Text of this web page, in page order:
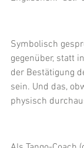
Symbolisch
gegenüber, statt
der Bestätigung
sein. Und das,
physisch